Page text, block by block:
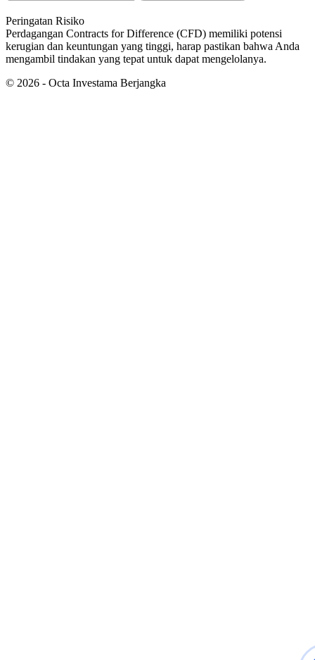
Peringatan Risiko
Perdagangan Contracts for Difference (CFD) memiliki potensi
kerugian dan keuntungan yang tinggi, harap pastikan bahwa Anda
mengambil tindakan yang tepat untuk dapat mengelolanya.
© 2026 - Octa Investama Berjangka